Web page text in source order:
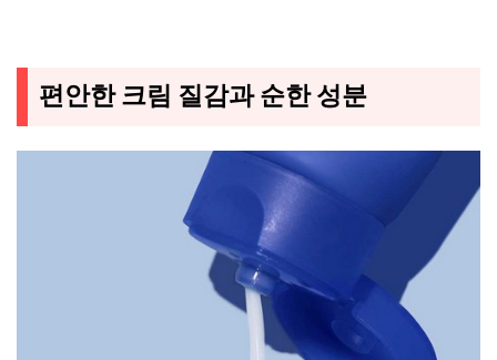
편안한 크림 질감과 순한 성분